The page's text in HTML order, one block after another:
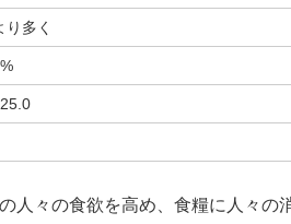
多く
人々の食欲を高め、食糧に人々の